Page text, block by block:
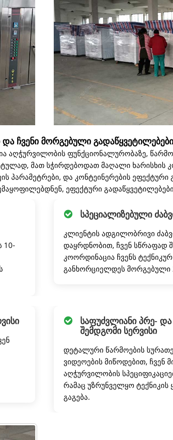
(PI) ექვსი ერთეული კომერციული
დომინიკის რესპუბლიკაში და შევთავაზეთ
აღჭურვილობის დამატებით. კმაყოფილი
წარადგინა დეპოზიტი წარმოების
ჩვენი მორგებული გადაწყვეტილებები
აღჭურვილობის ფუნქციონალურობაზე,
მათ სჭირდებოდათ მაღალი ხარისხის
პარამეტრები, და კონტეინერების ეფექტური
ეფექტური
10-
სპეციალიზებული
კლიენტის ადგილობრივი
დაყრდნობით, ჩვენ სწრაფად
კოორდინაცია ჩვენს
განხორციელდეს მორგებული
საფუძვლიანი პრე- და
შემდგომი სერვისი
დეტალური წარმოების
ვიდეოების მიწოდებით, ჩვენ
აღჭურვილობის
რამაც უზრუნველყო
გაგება.